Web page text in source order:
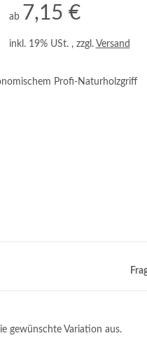
ab 7,15 €
inkl. 19% USt. , zzgl. Versand
Profi-Naturholzgriff
gewünschte Variation aus.